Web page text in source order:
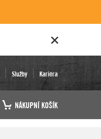
Služby Kariéra
NÁKUPNÍ KOŠÍK